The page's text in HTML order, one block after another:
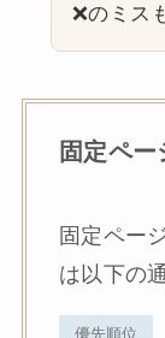
❌のミス
固定ペー
固定ペー
は以下の
優先順位